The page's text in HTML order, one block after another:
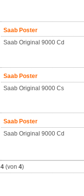
Saab Poster
Saab Original 9000 Cd
Saab Poster
Saab Original 9000 Cs
Saab Poster
Saab Original 9000 Cd
4(von 4)